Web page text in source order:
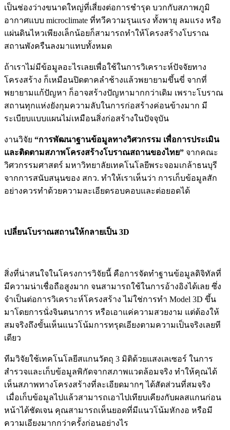
เป็นช่องว่างขนาดใหญ่ที่เสี่ยงต่อการชำรุด บวกกับสภาพภูมิ
อากาศแบบ microclimate ที่ทวีความรุนแรง ทั้งพายุ ลมแรง หรือ
แผ่นดินไหวเพียงเล็กน้อยก็สามารถทำให้โครงสร้างโบราณ
สถานพังครืนลงมาแทบทั้งหมด
ถ้าเราไม่มีข้อมูลอะไรเลยเพื่อใช้ในการวิเคราะห์ปัจจัยทาง
โครงสร้าง ก็เหมือนปิดตาคลำช้างแล้วพยายามขึ้นขี่ จากที่
พยายามแก้ปัญหา ก็อาจสร้างปัญหามากกว่าเดิม เพราะโบราณ
สถานทุกแห่งยังกุมความลับในการก่อสร้างค่อนข้างมาก มี
ระเบียบแบบแผนไม่เหมือนสิ่งก่อสร้างในปัจจุบัน
งานวิจัย “การพัฒนาฐานข้อมูลทางวิศวกรรม เพื่อการประเมิน
และติดตามสภาพโครงสร้างโบราณสถานของไทย” จากคณะ
วิศวกรรมศาสตร์ มหาวิทยาลัยเทคโนโลยีพระจอมเกล้าธนบุรี
จากการสนับสนุนของ สกว. ทำให้เราเห็นว่า การเก็บข้อมูลสัก
อย่างควรทำด้วยความละเอียดรอบคอบและต่อยอดได้
เปลี่ยนโบราณสถานให้กลายเป็น 3D
สิ่งที่น่าสนใจในโครงการวิจัยนี้ คือการจัดทำฐานข้อมูลดิจิทัลที่
มีความน่าเชื่อถือสูงมาก จนสามารถใช้ในการอ้างอิงได้เลย ซึ่ง
จำเป็นต่อการวิเคราะห์โครงสร้าง ไม่ใช่การทำ Model 3D ขึ้น
มาโดยการนั่งจินตนาการ หรือเอาแค่ความสวยงาม แต่ต้องให้
สมจริงถึงขั้นเห็นแนวโน้มการทรุดเอียงตามความเป็นจริงเลยที
เดียว
ทีมวิจัยใช้เทคโนโลยีสแกนวัตถุ 3 มิติด้วยแสงเลเซอร์ ในการ
สำรวจและเก็บข้อมูลพิกัดจากสภาพแวดล้อมจริง ทำให้คุณได้
เห็นสภาพทางโครงสร้างที่ละเอียดมากๆ ได้สัดส่วนที่สมจริง
เมื่อเก็บข้อมูลไปแล้วสามารถเอาไปเทียบเคียงกับผลสแกนก่อน
หน้าได้ชัดเจน คุณสามารถเห็นยอดที่มีแนวโน้มหักงอ หรือมี
ความเอียงมากกว่าครั้งก่อนอย่างไร